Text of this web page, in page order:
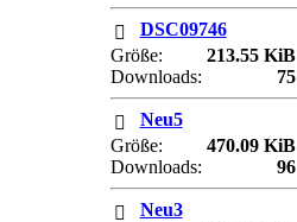
DSC09746
Größe:
213.55 KiB
Downloads:
75
Neu5
Größe:
470.09 KiB
Downloads:
96
Neu3